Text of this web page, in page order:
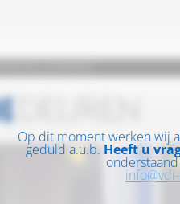
Op dit moment werken wij
geduld a.u.b. Heeft u